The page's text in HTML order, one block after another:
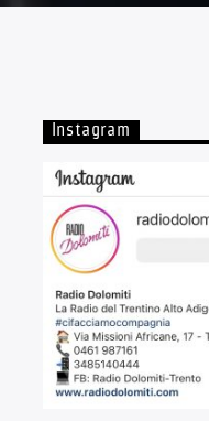
Instagram